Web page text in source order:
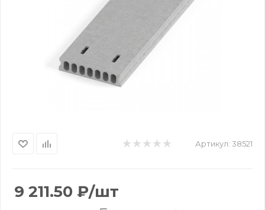
Артикул: 38521
9 211.50 ₽/шт